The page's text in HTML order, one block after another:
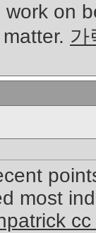
on
가
most